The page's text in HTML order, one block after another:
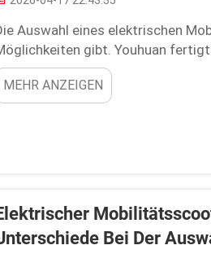
Auswahl eines elektrischen
gibt. Youhuan
konzentrieren. Bei der
MEHR ANZEIGEN
Bei Der